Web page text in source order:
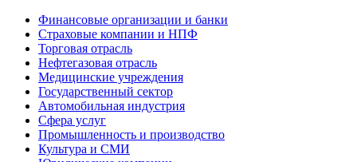
Финансовые организации и банки
Страховые компании и НПФ
Торговая отрасль
Нефтегазовая отрасль
Медицинские учреждения
Государственный сектор
Автомобильная индустрия
Сфера услуг
Промышленность и производство
Культура и СМИ